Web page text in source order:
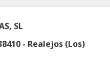
SL
- Realejos (Los)